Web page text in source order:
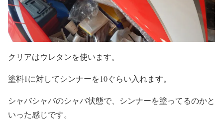
クリアはウレタンを使います。
塗料1に対してシンナーを10ぐらい入れます。
シャバシャバのシャバ状態で、シンナーを塗ってるのかと
いった感じです。